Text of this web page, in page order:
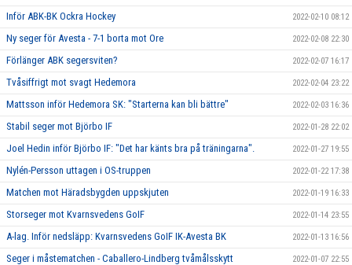
Inför ABK-BK Ockra Hockey 2022-02-10 08:12
Ny seger för Avesta - 7-1 borta mot Ore 2022-02-08 22:30
Förlänger ABK segersviten? 2022-02-07 16:17
Tvåsiffrigt mot svagt Hedemora 2022-02-04 23:22
Mattsson inför Hedemora SK: "Starterna kan bli bättre" 2022-02-03 16:36
Stabil seger mot Björbo IF 2022-01-28 22:02
Joel Hedin inför Björbo IF: "Det har känts bra på träningarna". 2022-01-27 19:55
Nylén-Persson uttagen i OS-truppen 2022-01-22 17:38
Matchen mot Häradsbygden uppskjuten 2022-01-19 16:33
Storseger mot Kvarnsvedens GoIF 2022-01-14 23:55
A-lag. Inför nedsläpp: Kvarnsvedens GoIF IK-Avesta BK 2022-01-13 16:56
Seger i måstematchen - Caballero-Lindberg tvåmålsskytt 2022-01-07 22:55